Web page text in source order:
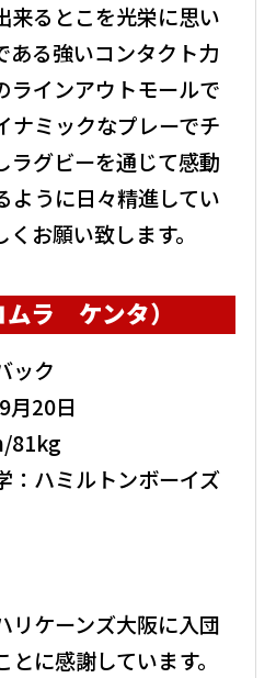
来るとこを光栄に思い
ある強いコンタクト力
ラインアウトモールで
ナミックなプレーでチ
ラグビーを通じて感動
ように日々精進してい
お願い致します。
ラ ケンタ）
ック
月20日
81kg
ハミルトンボーイズ
リケーンズ大阪に入団
に感謝しています。